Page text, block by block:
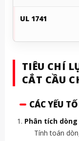
UL 1741
TIÊU CHÍ
CẮT CẦU
CÁC YẾU
Phân tích
Tính toán